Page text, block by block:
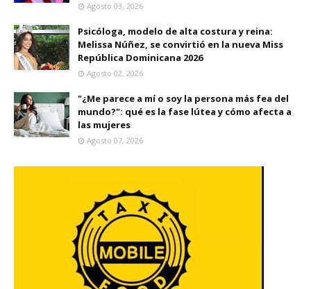
Agosto 03, 2026
Psicóloga, modelo de alta costura y reina:
Melissa Núñez, se convirtió en la nueva Miss
República Dominicana 2026
Agosto 02, 2026
"¿Me parece a mí o soy la persona más fea del
mundo?": qué es la fase lútea y cómo afecta a
las mujeres
Agosto 07, 2026